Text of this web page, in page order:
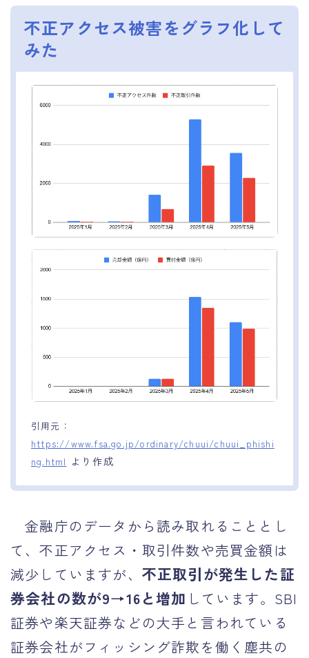
不正アクセス被害をグラフ化して
みた
引用元：
https://www.fsa.go.jp/ordinary/chuui/chuui_phishi
ng.html より作成
金融庁のデータから読み取れることとし
て、不正アクセス・取引件数や売買金額は
減少していますが、 不正取引が発生した証
券会社の数が9→16と増加 しています。SBI
証券や楽天証券などの大手と言われている
証券会社がフィッシング詐欺を働く塵共の